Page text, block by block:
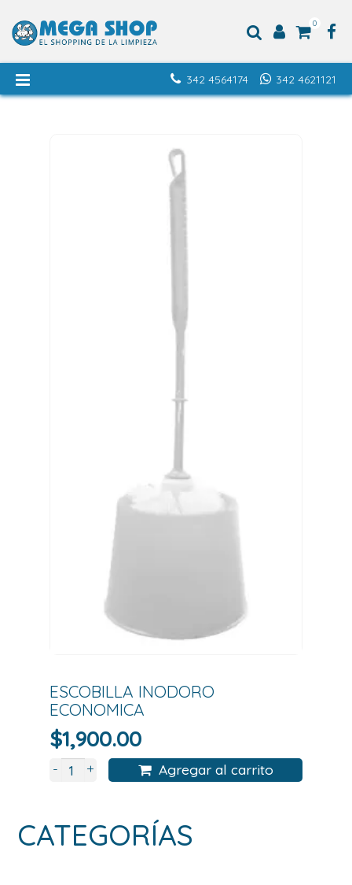
0
342 4621121
342 4564174
ESCOBILLA INODORO
ECONOMICA
$1,900.00
- + Agregar al carrito
CATEGORÍAS